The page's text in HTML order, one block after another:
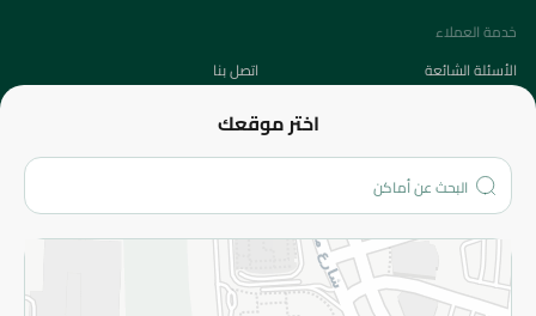
اختر موقعك
خدمة العملاء
الأسئلة الشائعة
اتصل بنا
من نحن؟
الفروع
المزيد
الاسترجاع
سياسة الاستخدام
سياسة الخصوصية